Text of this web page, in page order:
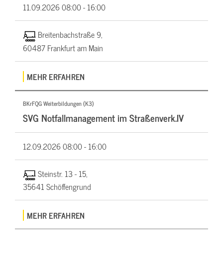
11.09.202608:00 - 16:00
Breitenbachstraße 9,
60487 Frankfurt am Main
MEHR ERFAHREN
BKrFQG Weiterbildungen (K3)
SVG Notfallmanagement im Straßenverk.IV
12.09.202608:00 - 16:00
Steinstr. 13 - 15,
35641 Schöffengrund
MEHR ERFAHREN